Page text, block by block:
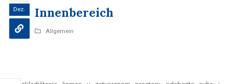
Dez.
Innenbereich
Allgemein